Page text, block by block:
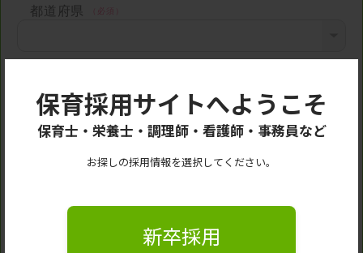
保育採用サイトへようこそ
保育士・栄養士・調理師・看護師・事務員など
お探しの採用情報を選択してください。
新卒採用
都道府県